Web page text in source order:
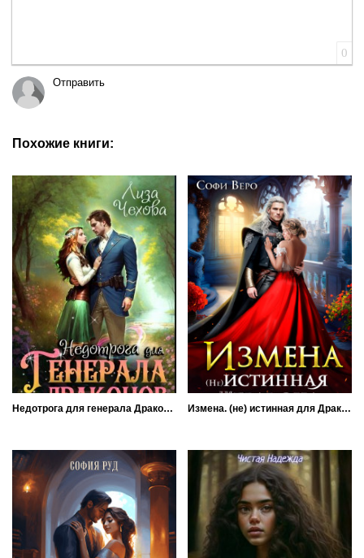
0
Отправить
Похожие книги:
Недотрога для генерала Драконов Измена. (не) истинная для Дракона